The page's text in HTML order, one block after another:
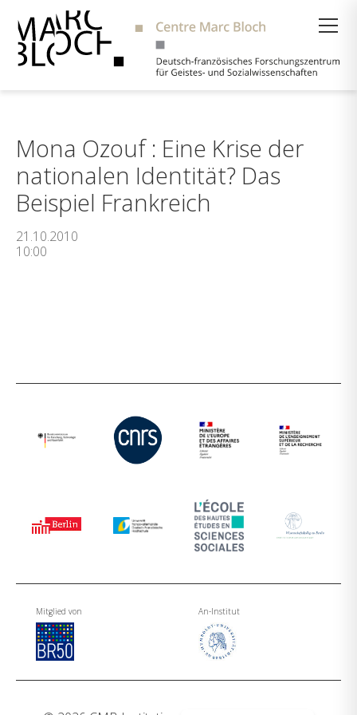
Mona Ozouf : Eine Krise der
nationalen Identität? Das
Beispiel Frankreich
21.10.2010
10:00
Mitglied von An-Institut